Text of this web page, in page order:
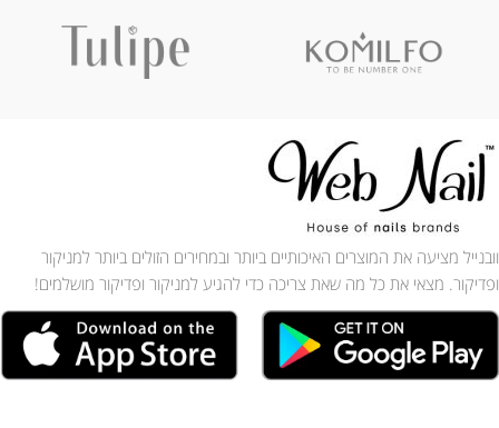
וובנייל מציעה את המוצרים האיכותיים ביותר ובמחירים הזולים ביותר למניקור
ופדיקור. מצאי את כל מה שאת צריכה כדי להגיע למניקור ופדיקור מושלמים!